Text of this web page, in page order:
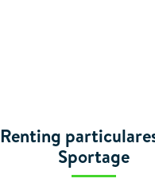
Renting
Sportage